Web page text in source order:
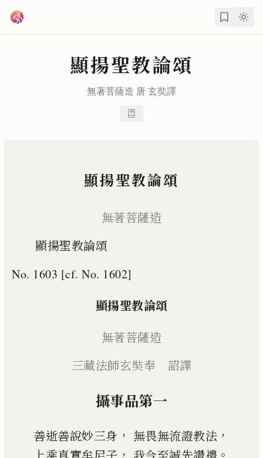
顯揚聖教論頌
無著菩薩造 唐玄奘譯
顯揚聖教論頌
無著菩薩造
顯揚聖教論頌
No. 1603 [cf. No. 1602]
顯揚聖教論頌
無著菩薩造
三藏法師玄奘奉 詔譯
攝事品第一
善逝善說妙三身 ， 無畏無流證教法 ，